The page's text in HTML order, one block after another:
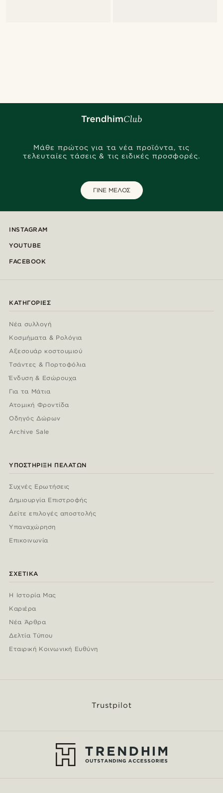
Μάθε πρώτος για τα νέα προϊόντα, τις
τελευταίες τάσεις & τις ειδικές προσφορές.
ΓΙΝΕ ΜΕΛΟΣ
INSTAGRAM
YOUTUBE
FACEBOOK
ΚΑΤΗΓΟΡΊΕΣ
Νέα συλλογή
Κοσμήματα & Ρολόγια
Αξεσουάρ κοστουμιού
Τσάντες & Πορτοφόλια
Ένδυση & Εσώρουχα
Για τα Μάτια
Ατομική Φροντίδα
Οδηγός Δώρων
Archive Sale
ΥΠΟΣΤΉΡΙΞΗ ΠΕΛΑΤΏΝ
Συχνές Ερωτήσεις
Δημιουργία Επιστροφής
Δείτε επιλογές αποστολής
Υπαναχώρηση
Επικοινωνία
ΣΧΕΤΙΚΆ
Η Ιστορία Μας
Καριέρα
Νέα Άρθρα
Δελτία Τύπου
Εταιρική Κοινωνική Ευθύνη
Trustpilot